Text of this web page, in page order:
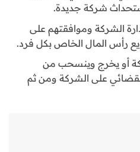
شركة جديدة.
الشركة وموافقتهم على
رأس المال الخاص بكل فرد.
أو يخرج وينسحب من
على الشركة ومن ثم